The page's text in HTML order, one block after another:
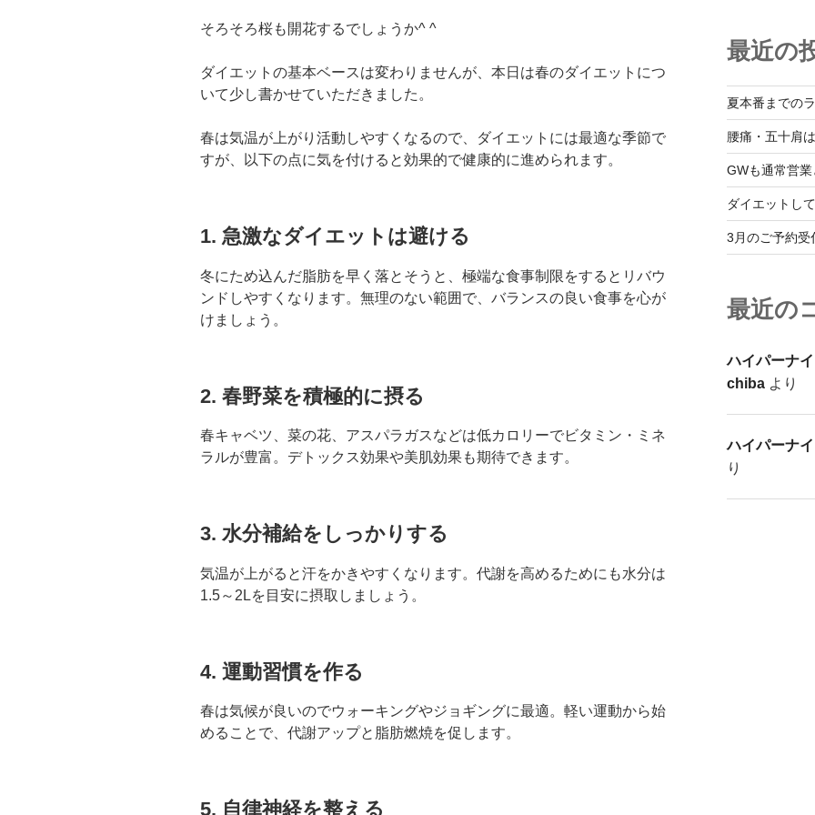
そろそろ桜も開花するでしょうか^ ^
ダイエットの基本ベースは変わりませんが、本日は春のダイエットにつ
いて少し書かせていただきました。
春は気温が上がり活動しやすくなるので、ダイエットには最適な季節で
すが、以下の点に気を付けると効果的で健康的に進められます。
1. 急激なダイエットは避ける
冬にため込んだ脂肪を早く落とそうと、極端な食事制限をするとリバウ
ンドしやすくなります。無理のない範囲で、バランスの良い食事を心が
けましょう。
2. 春野菜を積極的に摂る
春キャベツ、菜の花、アスパラガスなどは低カロリーでビタミン・ミネ
ラルが豊富。デトックス効果や美肌効果も期待できます。
3. 水分補給をしっかりする
気温が上がると汗をかきやすくなります。代謝を高めるためにも水分は
1.5～2Lを目安に摂取しましょう。
4. 運動習慣を作る
春は気候が良いのでウォーキングやジョギングに最適。軽い運動から始
めることで、代謝アップと脂肪燃焼を促します。
5. 自律神経を整える
最近の
夏本番までの
腰痛・五十肩
GWも通常営業
ダイエットし
3月のご予約
最近の
ハイパーナ
chibaより
ハイパーナ
り